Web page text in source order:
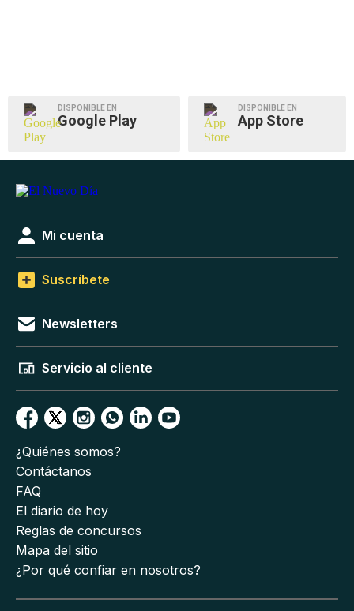
DISPONIBLE EN
Google Play
DISPONIBLE EN
App Store
Mi cuenta
Suscríbete
Newsletters
Servicio al cliente
¿Quiénes somos?
Contáctanos
FAQ
El diario de hoy
Reglas de concursos
Mapa del sitio
¿Por qué confiar en nosotros?